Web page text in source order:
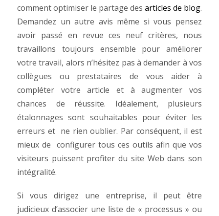
comment optimiser le partage des articles de blog.
Demandez un autre avis même si vous pensez
avoir passé en revue ces neuf critères, nous
travaillons toujours ensemble pour améliorer
votre travail, alors n’hésitez pas à demander à vos
collègues ou prestataires de vous aider à
compléter votre article et à augmenter vos
chances de réussite. Idéalement, plusieurs
étalonnages sont souhaitables pour éviter les
erreurs et ne rien oublier. Par conséquent, il est
mieux de configurer tous ces outils afin que vos
visiteurs puissent profiter du site Web dans son
intégralité.
Si vous dirigez une entreprise, il peut être
judicieux d’associer une liste de « processus » ou